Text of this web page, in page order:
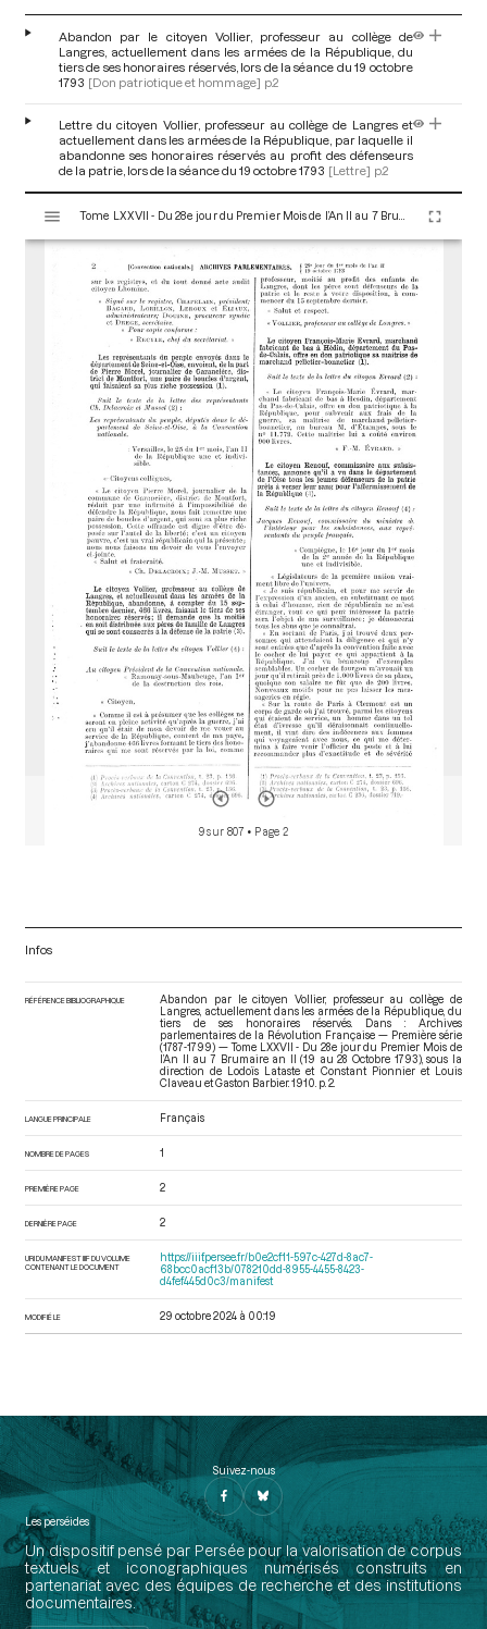
Abandon par le citoyen Vollier, professeur au collège de
Langres, actuellement dans les armées de la République, du
tiers de ses honoraires réservés, lors de la séance du 19 octobre
1793 [Don patriotique et hommage] p.2
Lettre du citoyen Vollier, professeur au collège de Langres et
actuellement dans les armées de la République, par laquelle il
abandonne ses honoraires réservés au profit des défenseurs
de la patrie, lors de la séance du 19 octobre 1793 [Lettre] p.2
s
9 sur 807 • Page 2
Infos
RÉFÉRENCE BIBLIOGRAPHIQUE
Abandon par le citoyen Vollier, professeur au collège de
Langres, actuellement dans les armées de la République, du
tiers de ses honoraires réservés. Dans : Archives
parlementaires de la Révolution Française — Première série
(1787-1799) — Tome LXXVII - Du 28e jour du Premier Mois de
l’An II au 7 Brumaire an II (19 au 28 Octobre 1793), sous la
direction de Lodoïs Lataste et Constant Pionnier et Louis
Claveau et Gaston Barbier. 1910. p. 2.
LANGUE PRINCIPALE Français
NOMBRE DE PAGES 1
PREMIÈRE PAGE 2
DERNIÈRE PAGE 2
URI DU MANIFEST IIIF DU VOLUME
CONTENANT LE DOCUMENT
https://iiif.persee.fr/b0e2cf11-597c-427d-8ac7-
68bcc0acf13b/078210dd-8955-4455-8423-
d4fef445d0c3/manifest
MODIFIÉ LE 29 octobre 2024 à 00:19
Suivez-nous
Les perséides
Un dispositif pensé par Persée pour la valorisation de corpus
textuels et iconographiques numérisés construits en
partenariat avec des équipes de recherche et des institutions
documentaires.